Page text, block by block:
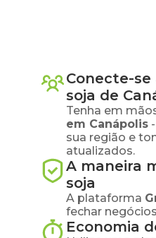
Conecte-
soja de
Tenha em
em Canápolis -
sua região e
atualizados.
A maneira
soja
A plataforma
fechar
Economia